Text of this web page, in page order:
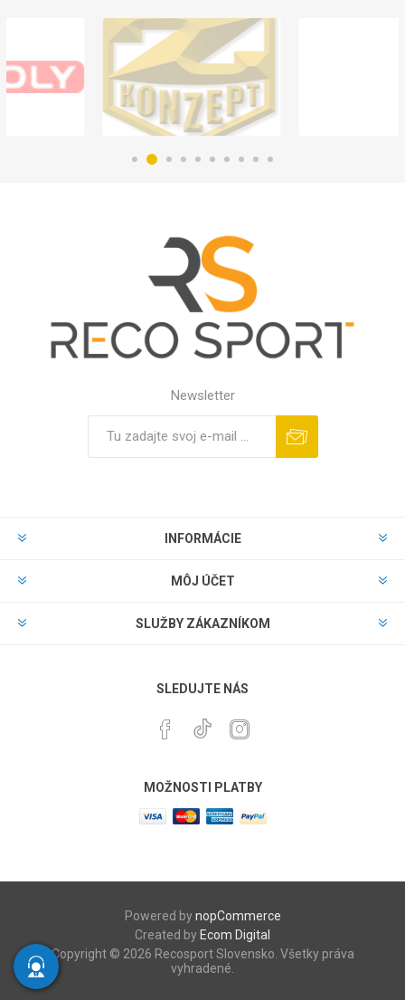
Newsletter
INFORMÁCIE
MÔJ ÚČET
SLUŽBY ZÁKAZNÍKOM
SLEDUJTE NÁS
MOŽNOSTI PLATBY
Powered bynopCommerce
Created by Ecom Digital
Copyright © 2026 Recosport Slovensko. Všetky práva
vyhradené.